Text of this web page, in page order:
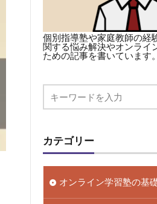
個別指導塾や家庭教師の経
関する悩み解決やオンライ
ための記事を書いています。
カテゴリー
オンライン学習塾の基